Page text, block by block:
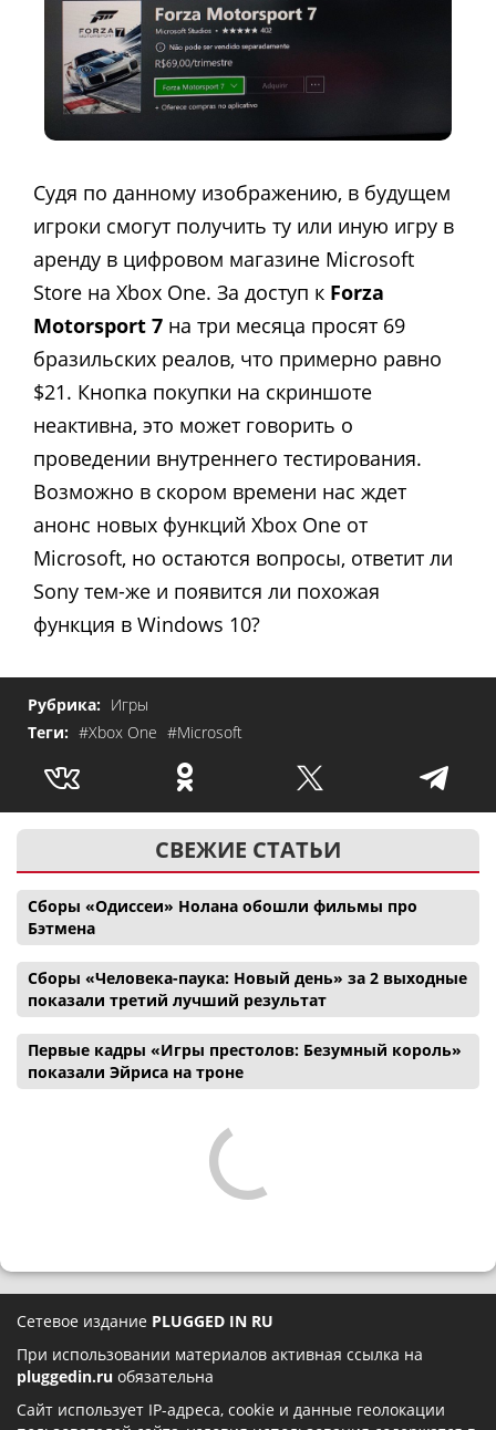
Судя по данному изображению, в будущем
игроки смогут получить ту или иную игру в
аренду в цифровом магазине Microsoft
Store на Xbox One. За доступ к Forza
Motorsport 7 на три месяца просят 69
бразильских реалов, что примерно равно
$21. Кнопка покупки на скриншоте
неактивна, это может говорить о
проведении внутреннего тестирования.
Возможно в скором времени нас ждет
анонс новых функций Xbox One от
Microsoft, но остаются вопросы, ответит ли
Sony тем-же и появится ли похожая
функция в Windows 10?
Рубрика: Игры
Теги: #Xbox One #Microsoft
СВЕЖИЕ СТАТЬИ
Сборы «Одиссеи» Нолана обошли фильмы про
Бэтмена
Сборы «Человека-паука: Новый день» за 2 выходные
показали третий лучший результат
Первые кадры «Игры престолов: Безумный король»
показали Эйриса на троне
Сетевое издание PLUGGED IN RU
При использовании материалов активная ссылка на
pluggedin.ru обязательна
Сайт использует IP-адреса, cookie и данные геолокации